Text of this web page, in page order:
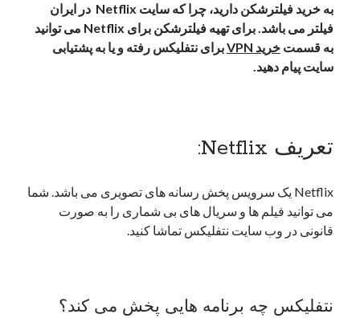
اطلاعات
ورود
به خرید فیلترشکن دارید، چرا که سایت Netflix در ایران
فیلتر می باشد. برای تهیه فیلترشکن برای Netflix می توانید
به قسمتخرید VPN
برای نتفلیکس رفته و یا به پشتیابی
سایت پیام دهید.
تعریف Netflix:
Netflix یک سرویس پخش رسانه های تصویری می باشد. شما
می توانید فیلم ها و سریال های بی شماری را به صورت
قانونی در وب سایت نتفلیکس تماشا کنید.
نتفلیکس چه برنامه هایی پخش می کند؟